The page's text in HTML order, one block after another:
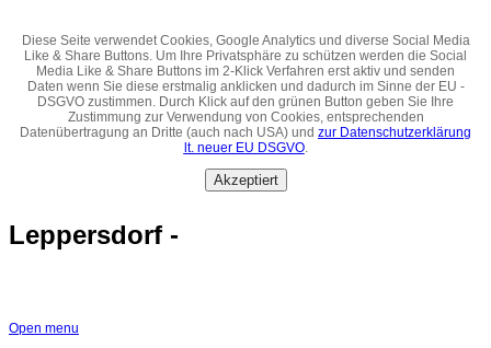
Diese Seite verwendet Cookies, Google Analytics und diverse Social Media
Like & Share Buttons. Um Ihre Privatsphäre zu schützen werden die Social
Media Like & Share Buttons im 2-Klick Verfahren erst aktiv und senden
Daten wenn Sie diese erstmalig anklicken und dadurch im Sinne der EU -
DSGVO zustimmen. Durch Klick auf den grünen Button geben Sie Ihre
Zustimmung zur Verwendung von Cookies, entsprechenden
Datenübertragung an Dritte (auch nach USA) und zur Datenschutzerklärung
lt. neuer EU DSGVO.
Akzeptiert
Leppersdorf -
Open menu